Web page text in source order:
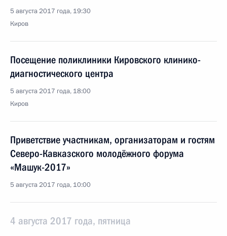
5 августа 2017 года, 19:30
Киров
Посещение поликлиники Кировского клинико-
диагностического центра
5 августа 2017 года, 18:00
Киров
Приветствие участникам, организаторам и гостям
Северо-Кавказского молодёжного форума
«Машук-2017»
5 августа 2017 года, 10:00
4 августа 2017 года, пятница